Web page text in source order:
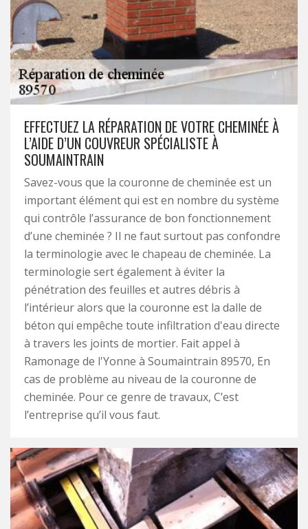
EFFECTUEZ LA RÉPARATION DE VOTRE CHEMINÉE À
L’AIDE D’UN COUVREUR SPÉCIALISTE À
SOUMAINTRAIN
Savez-vous que la couronne de cheminée est un
important élément qui est en nombre du système
qui contrôle l’assurance de bon fonctionnement
d’une cheminée ? Il ne faut surtout pas confondre
la terminologie avec le chapeau de cheminée. La
terminologie sert également à éviter la
pénétration des feuilles et autres débris à
l’intérieur alors que la couronne est la dalle de
béton qui empêche toute infiltration d'eau directe
à travers les joints de mortier. Fait appel à
Ramonage de l'Yonne à Soumaintrain 89570, En
cas de problème au niveau de la couronne de
cheminée. Pour ce genre de travaux, C’est
l’entreprise qu’il vous faut.